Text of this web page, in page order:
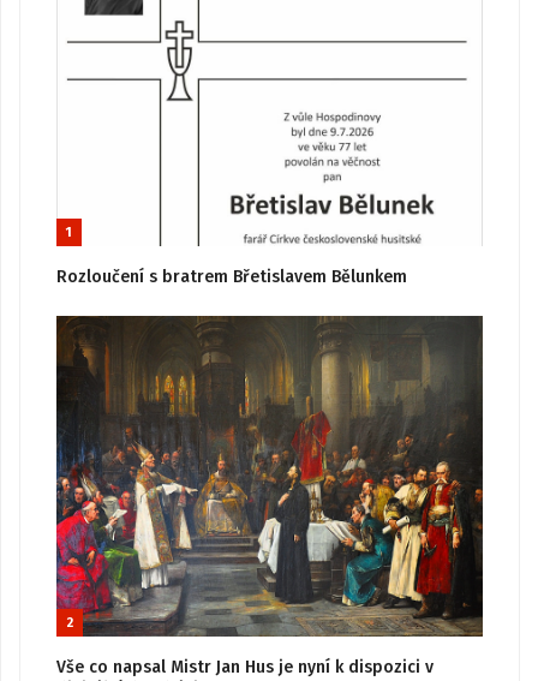
1
Rozloučení s bratrem Břetislavem Bělunkem
2
Vše co napsal Mistr Jan Hus je nyní k dispozici v